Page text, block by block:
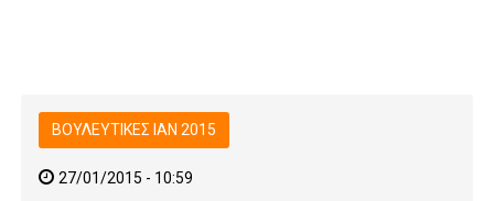
ΒΟΥΛΕΥΤΙΚΕΣ ΙΑΝ 2015
27/01/2015 - 10:59